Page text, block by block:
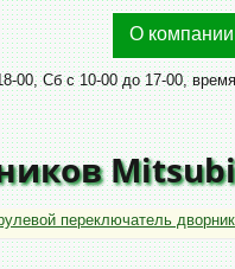
О компании
00, Сб с 10-00 до 17-00,
переключатель